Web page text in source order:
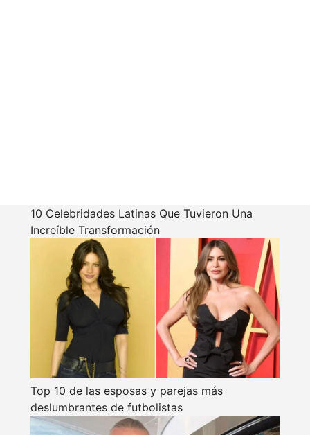
10 Celebridades Latinas Que Tuvieron Una
Increíble Transformación
Top 10 de las esposas y parejas más
deslumbrantes de futbolistas